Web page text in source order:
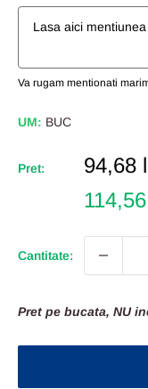
Va rugam mentionati
UM: BUC
Pret:
Pret
94,68
Cantitate:
Pret pe bucata, NU